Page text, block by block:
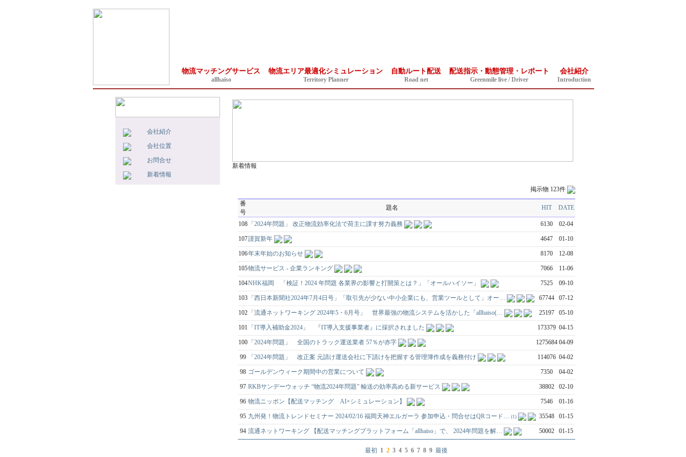
物流マッチングサービス
allhaiso
物流エリア最適化シミュレーション
Territory Planner
自動ルート配送
Road net
配送指示・動態管理・レポート
Greenmile live / Driver
会社紹介
Introduction
会社紹介
会社位置
お問合せ
新着情報
新着情報
掲示物 123件
番
号
題名 HIT DATE
108 「2024年問題」 改正物流効率化法で荷主に課す努力義務 6130 02-04
107謹賀新年 4647 01-10
106年末年始のお知らせ 8170 12-08
105物流サービス - 企業ランキング 7066 11-06
104NHK福岡 「検証！2024 年問題 各業界の影響と打開策とは？」「オールハイソー」 7525 09-10
103 「西日本新聞社2024年7月4日号」「取引先が少ない中小企業にも、営業ツールとして」オー… 67744 07-12
102 「流通ネットワーキング 2024年5・6月号」 世界最強の物流システムを活かした「allhaiso(… 25197 05-10
101 「IT導入補助金2024」 『IT導入支援事業者』に採択されました 173379 04-15
100 「2024年問題」 全国のトラック運送業者 57％が赤字 1275684 04-09
99 「2024年問題」 改正案 元請け運送会社に下請けを把握する管理簿作成を義務付け 114076 04-02
98 ゴールデンウィーク期間中の営業について 7350 04-02
97 RKBサンデーウォッチ “物流2024年問題” 輸送の効率高める新サービス 38802 02-10
96 物流ニッポン【配送マッチング AI×シミュレーション】 7546 01-16
95 九州発！物流トレンドセミナー 2024/02/16 福岡天神エルガーラ 参加申込・問合せはQRコード… (1) 35548 01-15
94 流通ネットワーキング 【配送マッチングプラットフォーム「allhaiso」で、 2024年問題を解… 50002 01-15
最初 1 2 3 4 5 6 7 8 9 最後